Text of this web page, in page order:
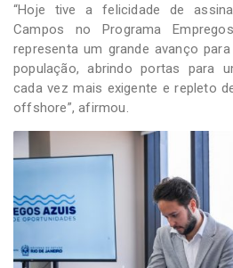
“Hoje tive a felicidade de
Campos no Programa
representa um grande avanço
população, abrindo portas para
cada vez mais exigente e repleto
offshore”, afirmou.